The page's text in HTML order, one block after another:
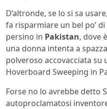
D’altronde, se lo si sa usare,
fa risparmiare un bel po’
persino in Pakistan, dove
una donna intenta a
polveroso accovacciata su
Hoverboard Sweeping in
Forse no lo avrebbe detto
autoproclamatosi